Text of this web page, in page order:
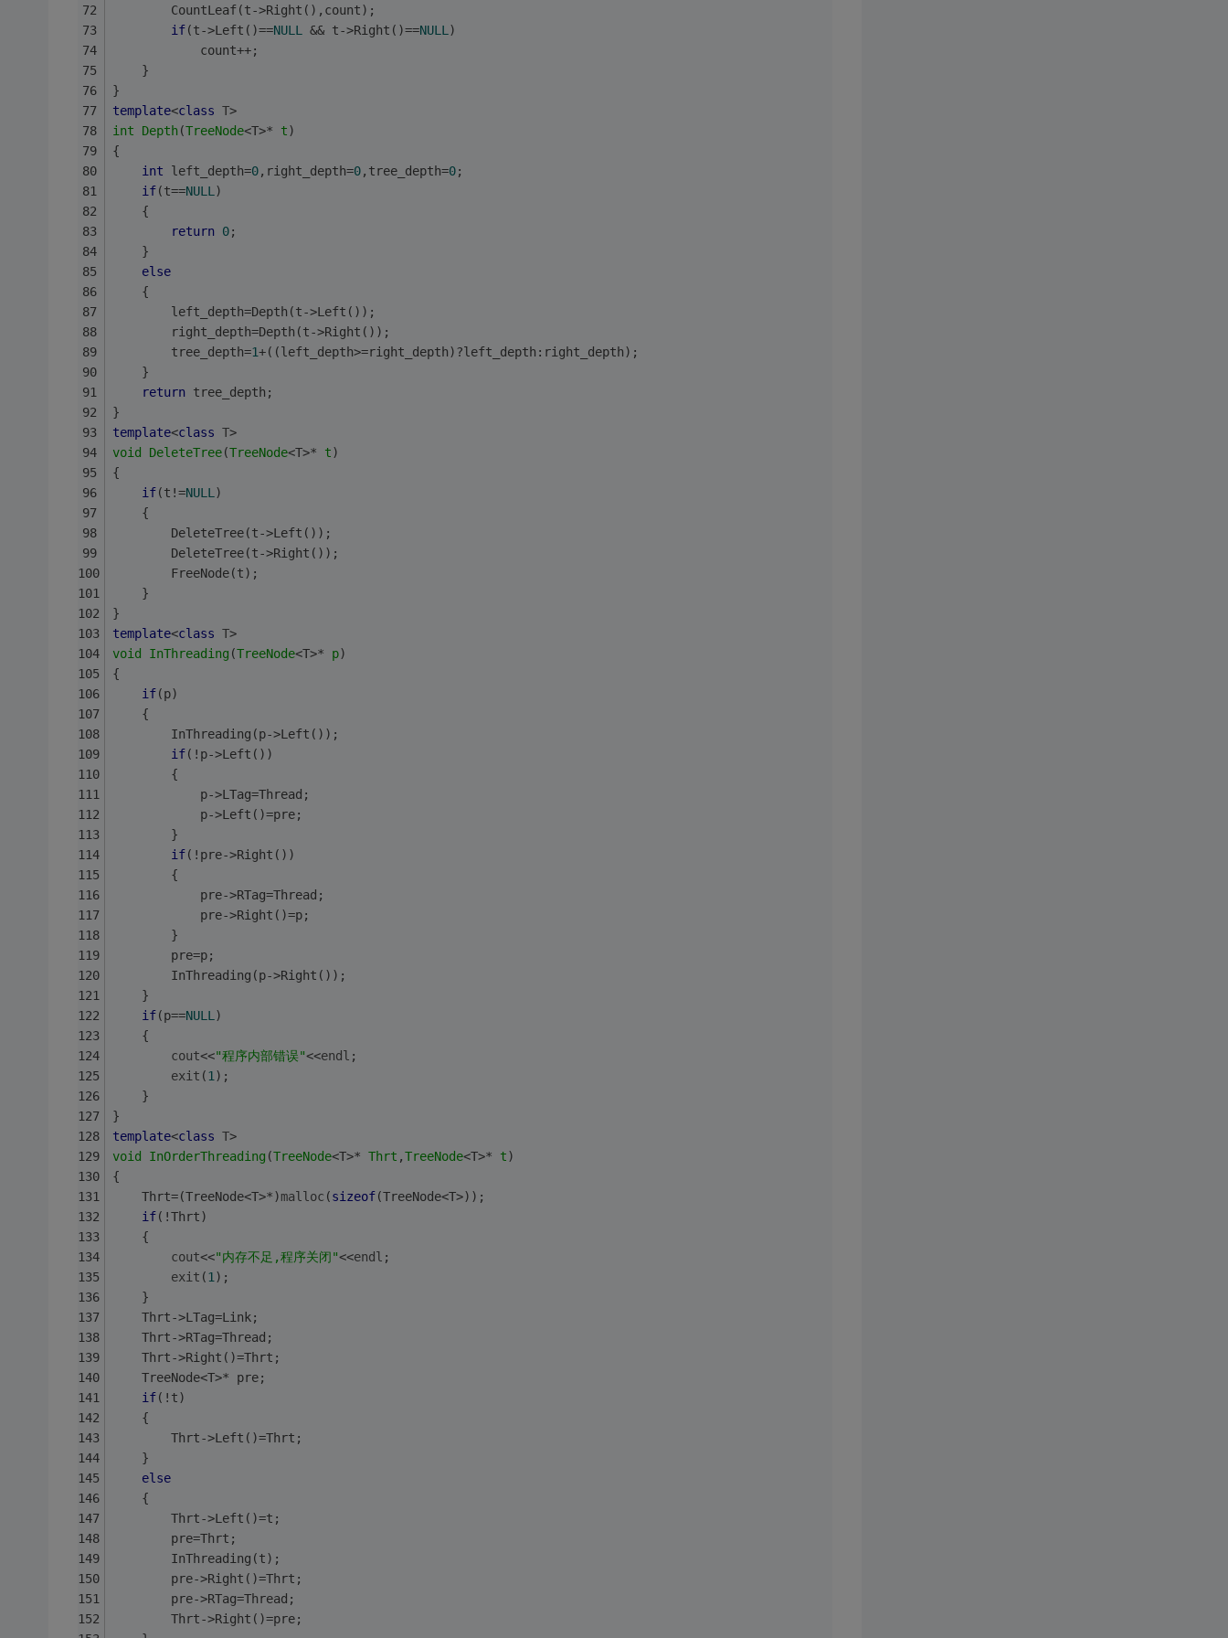
		CountLeaf(t->Right(),count);
if(t->Left()==NULL && t->Right()==NULL )
			count++;
	}
}
template<class T>
int
Depth(TreeNode<T>* t)
{
int left_depth=0,right_depth=0,tree_depth=0;
if(t==NULL )
    {
return 0;
    }
else
    {
        left_depth=Depth(t->Left());
        right_depth=Depth(t->Right());
        tree_depth=
1+((left_depth>=right_depth)?left_depth:right_depth);
    }
return tree_depth;
}
template<class T>
void
DeleteTree(TreeNode<T>* t)
{
if(t!=NULL )
	{
		DeleteTree(t->Left());
		DeleteTree(t->Right());
		FreeNode(t);
	}
}
template<class T>
void
InThreading (TreeNode<T>* p)
{
if(p)
	{
		InThreading(p->Left());
if(!p->Left())
		{
			p->LTag=Thread;
			p->Left()=pre;
		}
if(!pre->Right())
		{
			pre->RTag=Thread;
			pre->Right()=p;
		}
		pre=p;
		InThreading(p->Right());
	}
if(p==NULL )
	{
cout<<"程序内部错误"<<endl ;
exit (1 );
	}
}
template<class T>
void
InOrderThreading (TreeNode<T>* Thrt ,TreeNode<T>* t)
{
	Thrt=(TreeNode<T>*)
malloc (sizeof(TreeNode<T>));
if(!Thrt)
	{
cout<<"内存不足,程序关闭"<<endl ;
exit (1 );
	}
	Thrt->LTag=Link;
	Thrt->RTag=Thread;
	Thrt->Right()=Thrt;
	TreeNode<T>* pre;
if(!t)
	{
		Thrt->Left()=Thrt;
	}
else
	{
		Thrt->Left()=t;
		pre=Thrt;
		pre->Right()=Thrt;
		pre->RTag=Thread;
		Thrt->Right()=pre;